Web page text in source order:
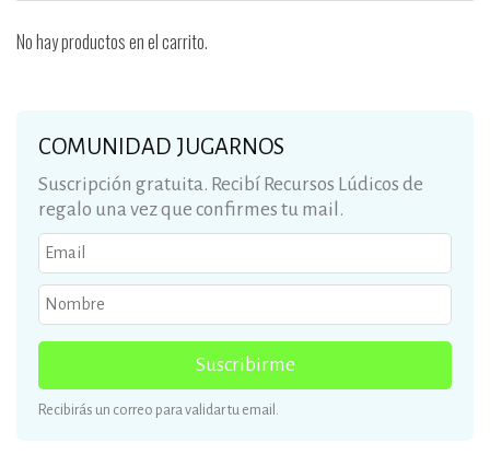
No hay productos en el carrito.
COMUNIDAD JUGARNOS
Suscripción gratuita. Recibí Recursos Lúdicos de
regalo una vez que confirmes tu mail.
Suscribirme
Recibirás un correo para validar tu email.